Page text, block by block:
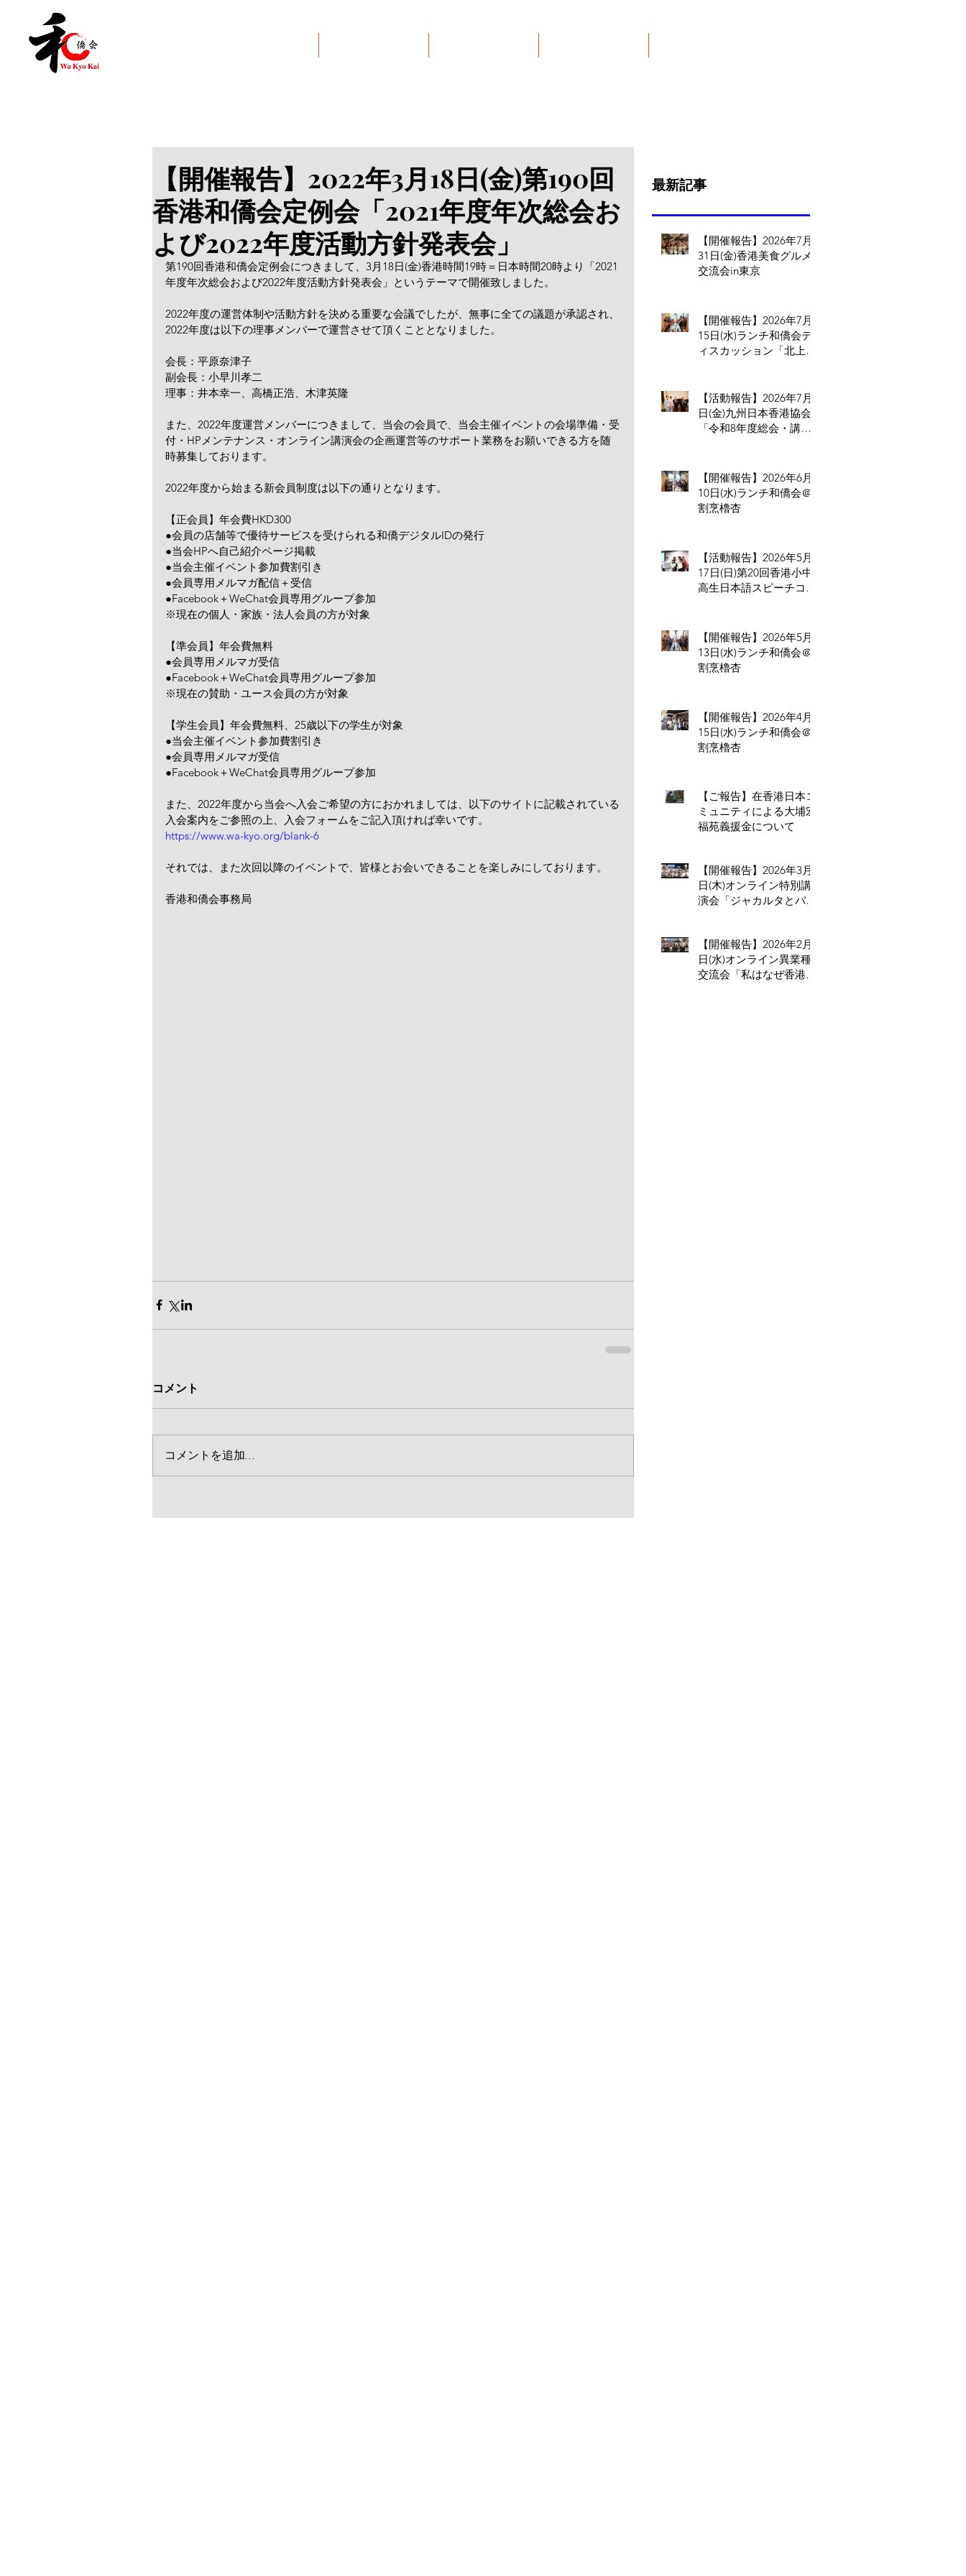
【開催報告】2022年3月18日(金)第190回
香港和僑会定例会「2021年度年次総会お
よび2022年度活動方針発表会」
第190回香港和僑会定例会につきまして、3月18日(金)香港時間19時＝日本時間20時より「2021
年度年次総会および2022年度活動方針発表会」というテーマで開催致しました。
2022年度の運営体制や活動方針を決める重要な会議でしたが、無事に全ての議題が承認され、
2022年度は以下の理事メンバーで運営させて頂くこととなりました。
会長：平原奈津子
副会長：小早川孝二
理事：井本幸一、高橋正浩、木津英隆
また、2022年度運営メンバーにつきまして、当会の会員で、当会主催イベントの会場準備・受
付・HPメンテナンス・オンライン講演会の企画運営等のサポート業務をお願いできる方を随
時募集しております。
2022年度から始まる新会員制度は以下の通りとなります。
【正会員】年会費HKD300
●会員の店舗等で優待サービスを受けられる和僑デジタルIDの発行
●当会HPへ自己紹介ページ掲載
●当会主催イベント参加費割引き
●会員専用メルマガ配信＋受信
●Facebook＋WeChat会員専用グループ参加
※現在の個人・家族・法人会員の方が対象
【準会員】年会費無料
●会員専用メルマガ受信
●Facebook＋WeChat会員専用グループ参加
※現在の賛助・ユース会員の方が対象
【学生会員】年会費無料、25歳以下の学生が対象
●当会主催イベント参加費割引き
●会員専用メルマガ受信
●Facebook＋WeChat会員専用グループ参加
また、2022年度から当会へ入会ご希望の方におかれましては、以下のサイトに記載されている
入会案内をご参照の上、入会フォームをご記入頂ければ幸いです。
https://www.wa-kyo.org/blank-6
それでは、また次回以降のイベントで、皆様とお会いできることを楽しみにしております。
香港和僑会事務局
コメント
コメントを追加…
最新記事
【開催報告】2026年7月
31日(金)香港美食グルメ
交流会in東京
【開催報告】2026年7月
15日(水)ランチ和僑会デ
ィスカッション「北上消
食業が考えるべきこと
【活動報告】2026年7月3
日(金)九州日本香港協会
「令和8年度総会・講演
【開催報告】2026年6月
10日(水)ランチ和僑会＠
割烹櫓杏
【活動報告】2026年5月
17日(日)第20回香港小中
高生日本語スピーチコン
【開催報告】2026年5月
13日(水)ランチ和僑会＠
割烹櫓杏
【開催報告】2026年4月
15日(水)ランチ和僑会＠
割烹櫓杏
【ご報告】在香港日本コ
ミュニティによる大埔宏
福苑義援金について
【開催報告】2026年3月5
日(木)オンライン特別講
演会「ジャカルタとバ
ル」
【開催報告】2026年2月4
日(水)オンライン異業種
交流会「私はなぜ香港に